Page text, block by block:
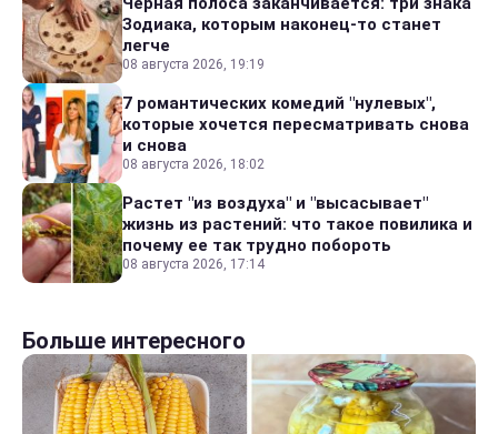
Зодиака, которым наконец-то станет
легче
08 августа 2026, 19:19
7 романтических комедий "нулевых",
которые хочется пересматривать снова
и снова
08 августа 2026, 18:02
Растет "из воздуха" и "высасывает"
жизнь из растений: что такое повилика и
почему ее так трудно побороть
08 августа 2026, 17:14
Больше интересного